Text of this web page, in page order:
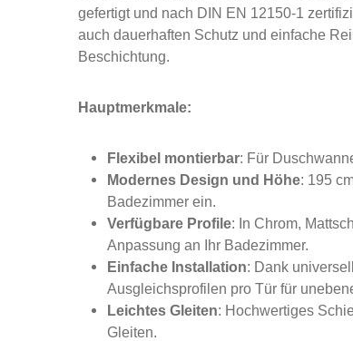
gefertigt und nach DIN EN 12150-1
auch dauerhaften Schutz und einfache
Beschichtung.
Hauptmerkmale:
Flexibel montierbar: Für
Modernes Design und Höhe: 195
Badezimmer ein.
Verfügbare Profile: In Chrom,
Anpassung an Ihr Badezimmer.
Einfache Installation: Dank
Ausgleichsprofilen pro Tür für
Leichtes Gleiten: Hochwertiges
Gleiten.